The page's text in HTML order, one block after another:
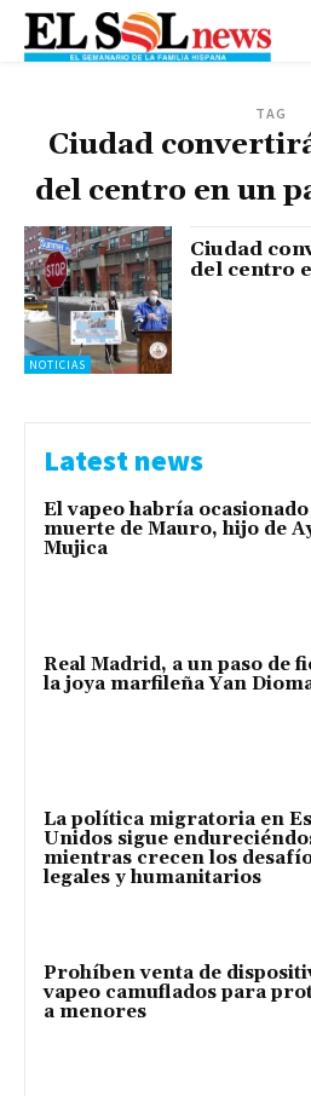
TAG
Ciudad
del centro en un
NOTICIAS
Ciudad
del centro
Latest news
El vapeo habría ocasionado
muerte de Mauro, hijo de
Mujica
Real Madrid, a un paso de
la joya marfileña Yan
La política migratoria en
Unidos sigue
mientras crecen los
legales y humanitarios
Prohíben venta de
vapeo camuflados para
a menores